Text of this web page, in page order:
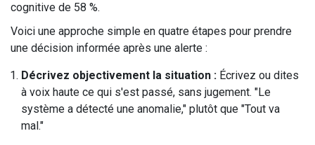
cognitive de 58 %.
Voici une approche simple en quatre étapes pour prendre
une décision informée après une alerte :
Décrivez objectivement la situation : Écrivez ou dites
à voix haute ce qui s'est passé, sans jugement. "Le
système a détecté une anomalie," plutôt que "Tout va
mal."